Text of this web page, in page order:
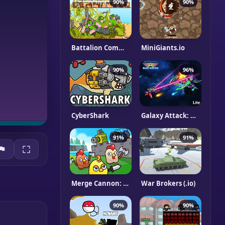
90%
Battalion Commander
90%
MiniGiants.io
90%
CyberShark
96%
Galaxy Attack: Alien Shooter
91%
Merge Cannon: Chicken Defense
91%
War Brokers (.io)
90% 90%